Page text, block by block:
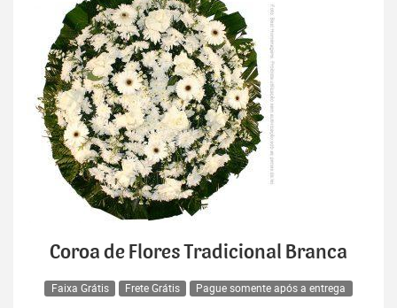
Coroa de Flores Tradicional Branca
Faixa Grátis Frete Grátis Pague somente após a entrega